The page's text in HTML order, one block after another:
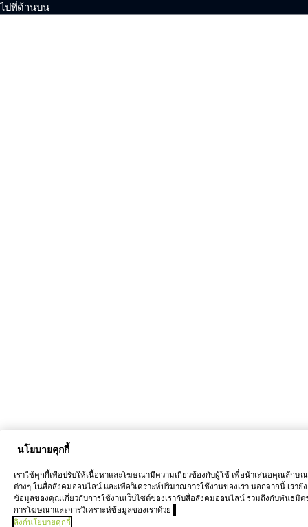
ไปที่ด้านบน
นโยบายคุกกี้
เราใช้คุกกี้เพื่อปรับให้เนื้อหาและโฆษณามีความเกี่ยวข้องกับผู้ใช้ เพื่อนำเสนอคุณลักษ
ต่างๆ ในสื่อสังคมออนไลน์ และเพื่อวิเคราะห์ปริมาณการใช้งานของเรา นอกจากนี้ เรายั
ข้อมูลของคุณเกี่ยวกับการใช้งานเว็บไซต์ของเรากับสื่อสังคมออนไลน์ รวมถึงกับพันธมิต
การโฆษณาและการวิเคราะห์ข้อมูลของเราด้วย
ลิงก์นโยบายคุกกี้